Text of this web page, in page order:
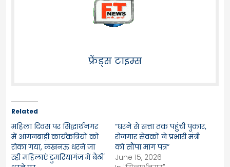
फ्रेंड्स टाइम्स
Related
महिला दिवस पर सिद्धार्थनगर
में आंगनबाड़ी कार्यकत्रियों को
रोका गया, लखनऊ धरने जा
रही महिलाएं डुमरियागंज में बैठीं
“धरने से सत्ता तक पहुंची पुकार,
रोजगार सेवकों ने प्रभारी मंत्री
को सौंपा मांग पत्र”
June 15, 2026